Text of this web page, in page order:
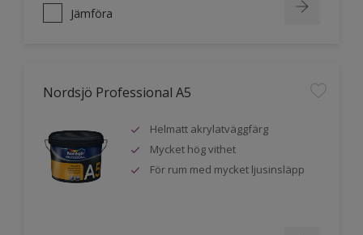
Jämföra
Nordsjö Professional A5
Helmatt akrylatväggfärg
Mycket hög vithet
För rum med mycket ljusinsläpp